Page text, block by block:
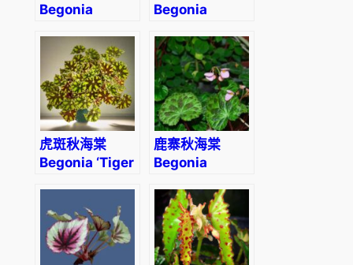
Begonia
Begonia
虎斑秋海棠
Begonia ‘Tiger
鹿寨秋海棠
Begonia